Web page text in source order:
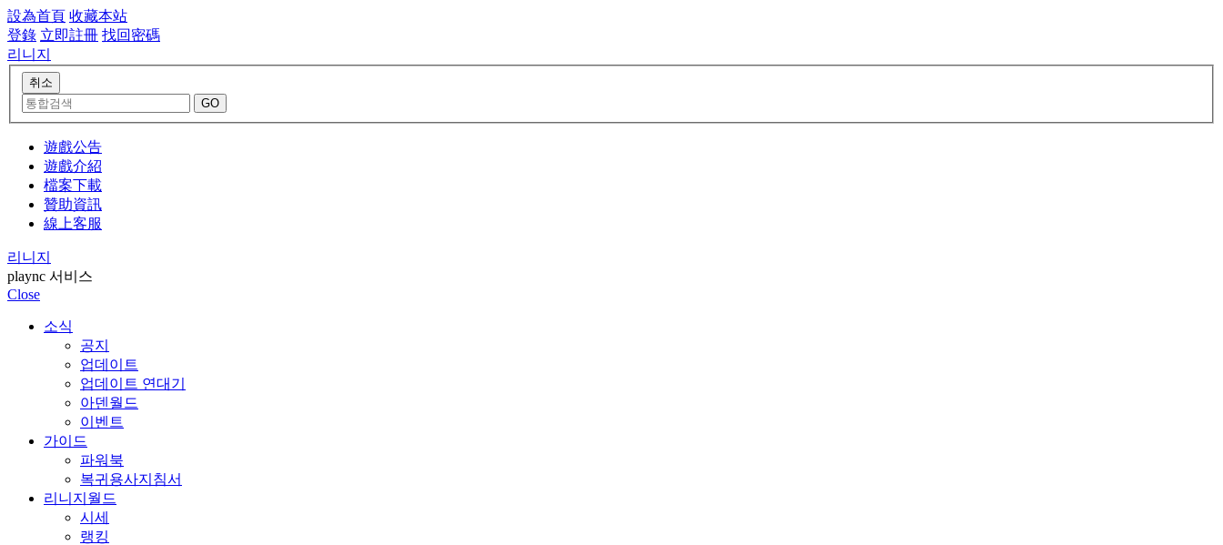
設為首頁 收藏本站
登錄 立即註冊 找回密碼
리니지
遊戲公告
遊戲介紹
檔案下載
贊助資訊
線上客服
리니지
plaync 서비스
Close
소식
공지
업데이트
업데이트 연대기
아덴월드
이벤트
가이드
파워북
복귀용사지침서
리니지월드
시세
랭킹